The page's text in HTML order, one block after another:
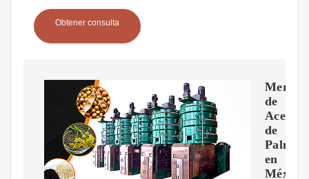
Obtener consulta
de
Aceite
de
Palma
en
México,